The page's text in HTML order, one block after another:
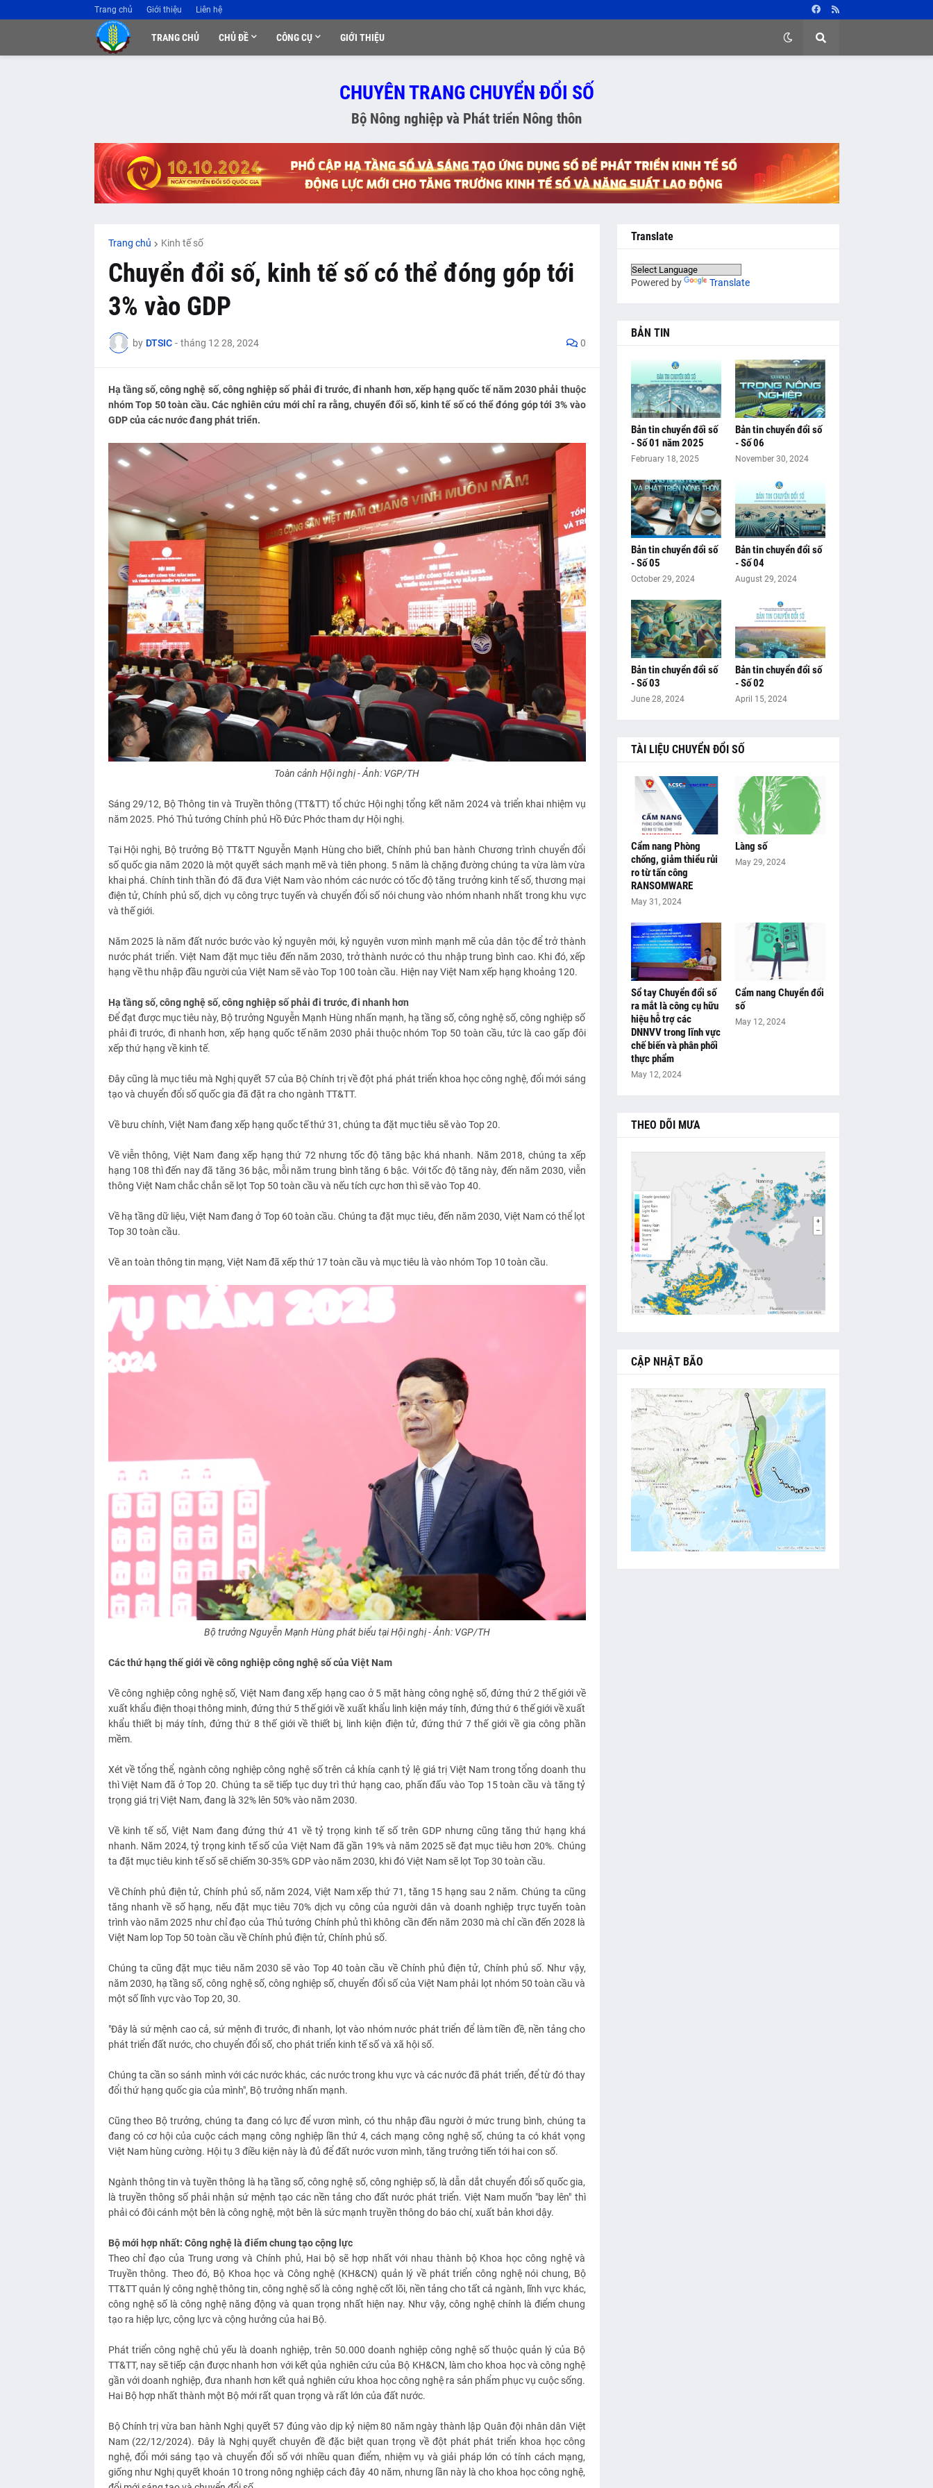
Trang chủ Giới thiệu Liên hệ
TRANG CHỦ CHỦ ĐỀ CÔNG CỤ GIỚI THIỆU
CHUYÊN TRANG CHUYỂN ĐỔI SỐ
Bộ Nông nghiệp và Phát triển Nông thôn
Trang chủ Kinh tế số
Chuyển đổi số, kinh tế số có thể đóng góp tới
3% vào GDP
by DTSIC - tháng 12 28, 2024 0
Hạ tầng số, công nghệ số, công nghiệp số phải đi trước, đi nhanh hơn, xếp hạng quốc tế năm 2030 phải thuộc
nhóm Top 50 toàn cầu. Các nghiên cứu mới chỉ ra rằng, chuyển đổi số, kinh tế số có thể đóng góp tới 3% vào
GDP của các nước đang phát triển.
Toàn cảnh Hội nghị - Ảnh: VGP/TH
Sáng 29/12, Bộ Thông tin và Truyền thông (TT&TT) tổ chức Hội nghị tổng kết năm 2024 và triển khai nhiệm vụ
năm 2025. Phó Thủ tướng Chính phủ Hồ Đức Phớc tham dự Hội nghị.
Tại Hội nghị, Bộ trưởng Bộ TT&TT Nguyễn Mạnh Hùng cho biết, Chính phủ ban hành Chương trình chuyển đổi
số quốc gia năm 2020 là một quyết sách mạnh mẽ và tiên phong. 5 năm là chặng đường chúng ta vừa làm vừa
khai phá. Chính tinh thần đó đã đưa Việt Nam vào nhóm các nước có tốc độ tăng trưởng kinh tế số, thương mại
điện tử, Chính phủ số, dịch vụ công trực tuyến và chuyển đổi số nói chung vào nhóm nhanh nhất trong khu vực
và thế giới.
Năm 2025 là năm đất nước bước vào kỷ nguyên mới, kỷ nguyên vươn mình mạnh mẽ của dân tộc để trở thành
nước phát triển. Việt Nam đặt mục tiêu đến năm 2030, trở thành nước có thu nhập trung bình cao. Khi đó, xếp
hạng về thu nhập đầu người của Việt Nam sẽ vào Top 100 toàn cầu. Hiện nay Việt Nam xếp hạng khoảng 120.
Hạ tầng số, công nghệ số, công nghiệp số phải đi trước, đi nhanh hơn
Để đạt được mục tiêu này, Bộ trưởng Nguyễn Mạnh Hùng nhấn mạnh, hạ tầng số, công nghệ số, công nghiệp số
phải đi trước, đi nhanh hơn, xếp hạng quốc tế năm 2030 phải thuộc nhóm Top 50 toàn cầu, tức là cao gấp đôi
xếp thứ hạng về kinh tế.
Đây cũng là mục tiêu mà Nghị quyết 57 của Bộ Chính trị về đột phá phát triển khoa học công nghệ, đổi mới sáng
tạo và chuyển đổi số quốc gia đã đặt ra cho ngành TT&TT.
Về bưu chính, Việt Nam đang xếp hạng quốc tế thứ 31, chúng ta đặt mục tiêu sẽ vào Top 20.
Về viễn thông, Việt Nam đang xếp hạng thứ 72 nhưng tốc độ tăng bậc khá nhanh. Năm 2018, chúng ta xếp
hạng 108 thì đến nay đã tăng 36 bậc, mỗi năm trung bình tăng 6 bậc. Với tốc độ tăng này, đến năm 2030, viễn
thông Việt Nam chắc chắn sẽ lọt Top 50 toàn cầu và nếu tích cực hơn thì sẽ vào Top 40.
Về hạ tầng dữ liệu, Việt Nam đang ở Top 60 toàn cầu. Chúng ta đặt mục tiêu, đến năm 2030, Việt Nam có thể lọt
Top 30 toàn cầu.
Về an toàn thông tin mạng, Việt Nam đã xếp thứ 17 toàn cầu và mục tiêu là vào nhóm Top 10 toàn cầu.
Bộ trưởng Nguyễn Mạnh Hùng phát biểu tại Hội nghị - Ảnh: VGP/TH
Các thứ hạng thế giới về công nghiệp công nghệ số của Việt Nam
Về công nghiệp công nghệ số, Việt Nam đang xếp hạng cao ở 5 mặt hàng công nghệ số, đứng thứ 2 thế giới về
xuất khẩu điện thoại thông minh, đứng thứ 5 thế giới về xuất khẩu linh kiện máy tính, đứng thứ 6 thế giới về xuất
khẩu thiết bị máy tính, đứng thứ 8 thế giới về thiết bị, linh kiện điện tử, đứng thứ 7 thế giới về gia công phần
mềm.
Xét về tổng thể, ngành công nghiệp công nghệ số trên cả khía cạnh tỷ lệ giá trị Việt Nam trong tổng doanh thu
thì Việt Nam đã ở Top 20. Chúng ta sẽ tiếp tục duy trì thứ hạng cao, phấn đấu vào Top 15 toàn cầu và tăng tỷ
trọng giá trị Việt Nam, đang là 32% lên 50% vào năm 2030.
Về kinh tế số, Việt Nam đang đứng thứ 41 về tỷ trọng kinh tế số trên GDP nhưng cũng tăng thứ hạng khá
nhanh. Năm 2024, tỷ trọng kinh tế số của Việt Nam đã gần 19% và năm 2025 sẽ đạt mục tiêu hơn 20%. Chúng
ta đặt mục tiêu kinh tế số sẽ chiếm 30-35% GDP vào năm 2030, khi đó Việt Nam sẽ lọt Top 30 toàn cầu.
Về Chính phủ điện tử, Chính phủ số, năm 2024, Việt Nam xếp thứ 71, tăng 15 hạng sau 2 năm. Chúng ta cũng
tăng nhanh về số hạng, nếu đặt mục tiêu 70% dịch vụ công của người dân và doanh nghiệp trực tuyến toàn
trình vào năm 2025 như chỉ đạo của Thủ tướng Chính phủ thì không cần đến năm 2030 mà chỉ cần đến 2028 là
Việt Nam lop Top 50 toàn cầu về Chính phủ điện tử, Chính phủ số.
Chúng ta cũng đặt mục tiêu năm 2030 sẽ vào Top 40 toàn cầu về Chính phủ điện tử, Chính phủ số. Như vậy,
năm 2030, hạ tầng số, công nghệ số, công nghiệp số, chuyển đổi số của Việt Nam phải lọt nhóm 50 toàn cầu và
một số lĩnh vực vào Top 20, 30.
"Đây là sứ mệnh cao cả, sứ mệnh đi trước, đi nhanh, lọt vào nhóm nước phát triển để làm tiền đề, nền tảng cho
phát triển đất nước, cho chuyển đổi số, cho phát triển kinh tế số và xã hội số.
Chúng ta cần so sánh mình với các nước khác, các nước trong khu vực và các nước đã phát triển, để từ đó thay
đổi thứ hạng quốc gia của mình", Bộ trưởng nhấn mạnh.
Cũng theo Bộ trưởng, chúng ta đang có lực để vươn mình, có thu nhập đầu người ở mức trung bình, chúng ta
đang có cơ hội của cuộc cách mạng công nghiệp lần thứ 4, cách mạng công nghệ số, chúng ta có khát vọng
Việt Nam hùng cường. Hội tụ 3 điều kiện này là đủ để đất nước vươn mình, tăng trưởng tiến tới hai con số.
Ngành thông tin và tuyền thông là hạ tầng số, công nghệ số, công nghiệp số, là dẫn dắt chuyển đổi số quốc gia,
là truyền thông số phải nhận sứ mệnh tạo các nền tảng cho đất nước phát triển. Việt Nam muốn "bay lên" thì
phải có đôi cánh một bên là công nghệ, một bên là sức mạnh truyền thông do báo chí, xuất bản khơi dậy.
Bộ mới hợp nhất: Công nghệ là điểm chung tạo cộng lực
Theo chỉ đạo của Trung ương và Chính phủ, Hai bộ sẽ hợp nhất với nhau thành bộ Khoa học công nghệ và
Truyền thông. Theo đó, Bộ Khoa học và Công nghệ (KH&CN) quản lý về phát triển công nghệ nói chung, Bộ
TT&TT quản lý công nghệ thông tin, công nghệ số là công nghệ cốt lõi, nền tảng cho tất cả ngành, lĩnh vực khác,
công nghệ số là công nghệ năng động và quan trọng nhất hiện nay. Như vậy, công nghệ chính là điểm chung
tạo ra hiệp lực, cộng lực và cộng hưởng của hai Bộ.
Phát triển công nghệ chủ yếu là doanh nghiệp, trên 50.000 doanh nghiệp công nghệ số thuộc quản lý của Bộ
TT&TT, nay sẽ tiếp cận được nhanh hơn với kết qủa nghiên cứu của Bộ KH&CN, làm cho khoa học và công nghệ
gần với doanh nghiệp, đưa nhanh hơn kết quả nghiên cứu khoa học công nghệ ra sản phẩm phục vụ cuộc sống.
Hai Bộ hợp nhất thành một Bộ mới rất quan trọng và rất lớn của đất nước.
Bộ Chính trị vừa ban hành Nghị quyết 57 đúng vào dịp kỷ niệm 80 năm ngày thành lập Quân đội nhân dân Việt
Nam (22/12/2024). Đây là Nghị quyết chuyên đề đặc biệt quan trọng về đột phát phát triển khoa học công
nghệ, đổi mới sáng tạo và chuyển đổi số với nhiều quan điểm, nhiệm vụ và giải pháp lớn có tính cách mạng,
giống như Nghị quyết khoán 10 trong nông nghiệp cách đây 40 năm, nhưng lần này là cho khoa học công nghệ,
Translate
Powered by Translate
BẢN TIN
Bản tin chuyển đối số
- Số 01 năm 2025
February 18, 2025
Bản tin chuyển đổi số
- Số 06
November 30, 2024
Bản tin chuyển đổi số
- Số 05
October 29, 2024
Bản tin chuyển đổi số
- Số 04
August 29, 2024
Bản tin chuyển đổi số
- Số 03
June 28, 2024
Bản tin chuyển đổi số
- Số 02
April 15, 2024
TÀI LIỆU CHUYỂN ĐỔI SỐ
Cẩm nang Phòng
chống, giảm thiểu rủi
ro từ tấn công
RANSOMWARE
May 31, 2024
Làng số
May 29, 2024
Sổ tay Chuyển đổi số
ra mắt là công cụ hữu
hiệu hỗ trợ các
DNNVV trong lĩnh vực
chế biến và phân phối
thực phẩm
May 12, 2024
Cẩm nang Chuyển đổi
số
May 12, 2024
THEO DÕI MƯA
CẬP NHẬT BÃO